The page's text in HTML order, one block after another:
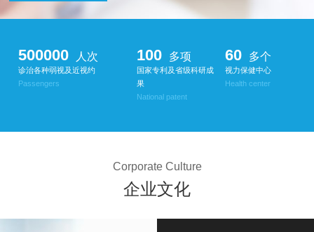
500000 人次
诊治各种弱视及近视约
Passengers
100 多项
国家专利及省级科研成
果
National patent
60 多个
视力保健中心
Health center
Corporate Culture
企业文化